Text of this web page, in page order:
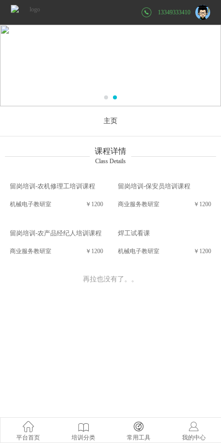
13349333410
主页
课程详情
Class Details
留岗培训-农机修理工培训课程
机械电子教研室 ￥1200
留岗培训-保安员培训课程
商业服务教研室 ￥1200
留岗培训-农产品经纪人培训课程
商业服务教研室 ￥1200
焊工试看课
机械电子教研室 ￥1200
再拉也没有了。。
平台首页 培训分类 常用工具 我的中心